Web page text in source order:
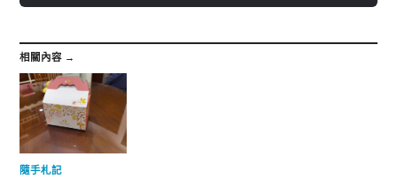
相關內容 →
隨手札記